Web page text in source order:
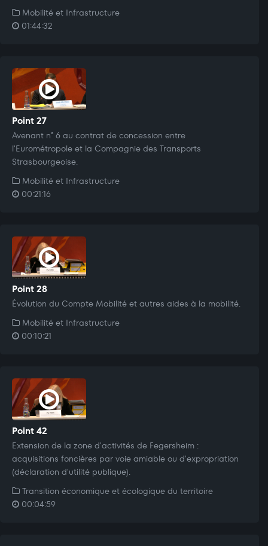
Mobilité et Infrastructure
01:44:32
Point 27
Avenant n° 6 au contrat de concession entre
l'Eurométropole et la Compagnie des Transports
Strasbourgeoise.
Mobilité et Infrastructure
00:21:16
Point 28
Évolution du Compte Mobilité et autres aides à la mobilité.
Mobilité et Infrastructure
00:10:21
Point 42
Extension de la zone d'activités de Fegersheim :
acquisitions foncières par voie amiable ou d'expropriation
(déclaration d'utilité publique).
Transition économique et écologique du territoire
00:04:59